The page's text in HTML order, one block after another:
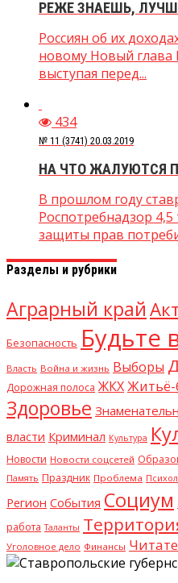
РЕЖЕ ЗНАЕШЬ,
Россиян об их
новому Новый глава
выступая перед...
434
№ 11 (3741) 20.03.2019
НА ЧТО ЖАЛУЮТСЯ
В прошлом году
Роспотребнадзор
защиты прав
Разделы и рубрики
Аграрный край
Безопасность Будьте
Власть Война и жизнь Выборы
Дорожная полоса ЖКХ
Здоровье
власти Криминал Культура
Новости Новости соцсетей
Память Праздник Проблема
Регион События Социум
работа Таланты
Уголовное дело Финансы